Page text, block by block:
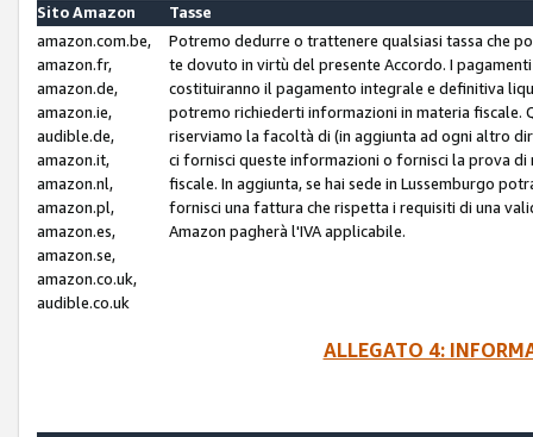
Sito Amazon
Tasse
amazon.com.be,
amazon.fr,
amazon.de,
amazon.ie,
audible.de,
amazon.it,
amazon.nl,
amazon.pl,
amazon.es,
amazon.se,
amazon.co.uk,
audible.co.uk
Potremo dedurre o trattenere qualsiasi tassa che
te dovuto in virtù del presente Accordo. I
costituiranno il pagamento integrale e definitiva
potremo richiederti informazioni in materia fiscale.
riserviamo la facoltà di (in aggiunta ad ogni altro
ci fornisci queste informazioni o fornisci la prova
fiscale. In aggiunta, se hai sede in Lussemburgo
fornisci una fattura che rispetta i requisiti di una
Amazon pagherà l'IVA applicabile.
ALLEGATO 4: